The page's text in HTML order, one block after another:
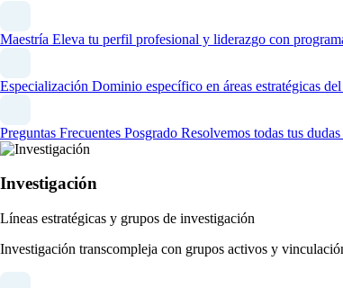
Maestría Eleva tu perfil profesional y liderazgo con
Especialización Dominio específico en áreas estratégicas
Preguntas Frecuentes Posgrado Resolvemos todas tus
Investigación
Líneas estratégicas y grupos de investigación
Investigación transcompleja con grupos activos y